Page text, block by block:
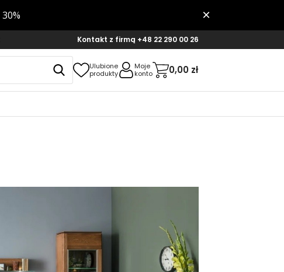
Kontakt z firmą +48 22 290 00 26
Ulubione
produkty
Moje
konto
0,00 zł